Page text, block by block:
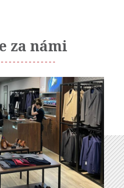
za námi